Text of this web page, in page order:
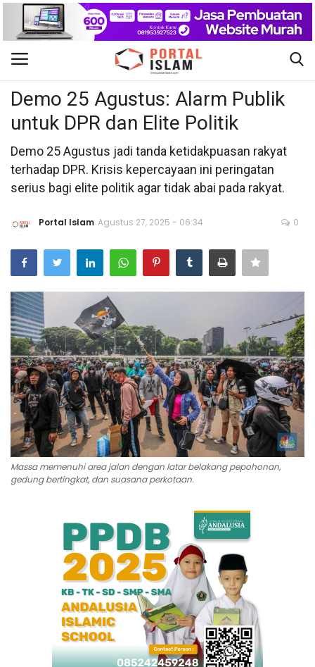
Gabung Daftar
Beranda
Kontak
Berita Islam
Nasional
Khutbah Jumat
Pendidikan
Bisnis
Internasional
Al-Qur'an Online
Lifestyle
Olahraga
Catatan Tarbiyah
Kesehatan
Teknologi
Demo 25 Agustus: Alarm Publik
untuk DPR dan Elite Politik
Demo 25 Agustus jadi tanda ketidakpuasan rakyat
terhadap DPR. Krisis kepercayaan ini peringatan
serius bagi elite politik agar tidak abai pada rakyat.
Portal Islam Agustus 27, 2025 - 06:34 0
Massa memenuhi area jalan dengan latar belakang pepohonan,
gedung bertingkat, dan suasana perkotaan.